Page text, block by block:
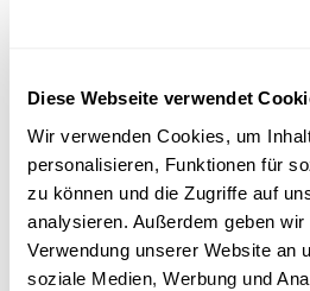
Diese Webseite verwendet
Wir verwenden Cookies, um
personalisieren, Funktionen für
zu können und die Zugriffe auf
analysieren. Außerdem geben
Verwendung unserer Website an
soziale Medien, Werbung und
ATOMWAFFENTESTAN
Seismogramm vu
d’Explosioun
Zu Walfer gouf an der Nuecht vun e
Erschütterung
gemooss. Ma wéi
Explosioun an net en Äerdbiewe wor?